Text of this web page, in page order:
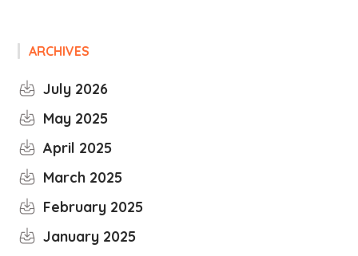
ARCHIVES
July 2026
May 2025
April 2025
March 2025
February 2025
January 2025